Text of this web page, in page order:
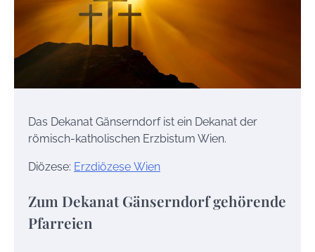
Das Dekanat Gänserndorf ist ein Dekanat der
römisch-katholischen Erzbistum Wien.
Diözese: Erzdiözese Wien
Zum Dekanat Gänserndorf gehörende
Pfarreien